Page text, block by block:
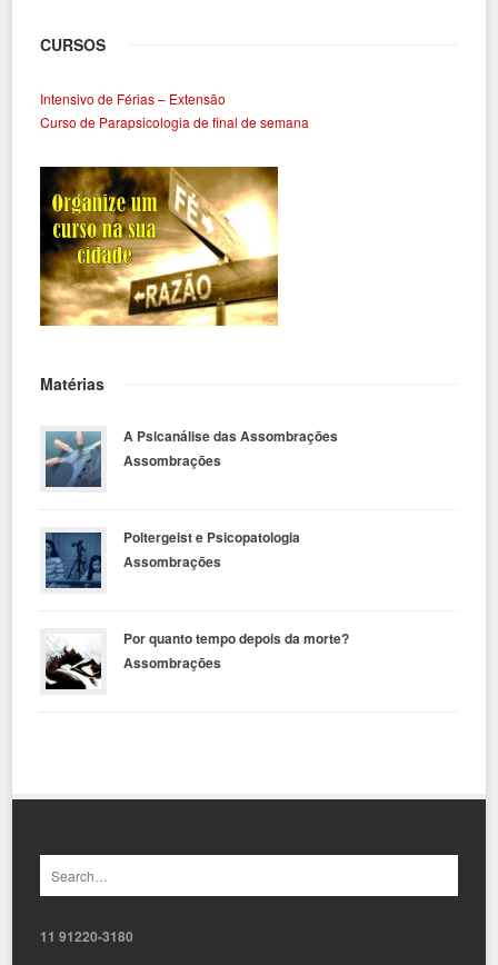
CURSOS
Intensivo de Férias – Extensão
Curso de Parapsicologia de final de semana
Matérias
A Psicanálise das Assombrações
Assombrações
Poltergeist e Psicopatologia
Assombrações
Por quanto tempo depois da morte?
Assombrações
11 91220-3180